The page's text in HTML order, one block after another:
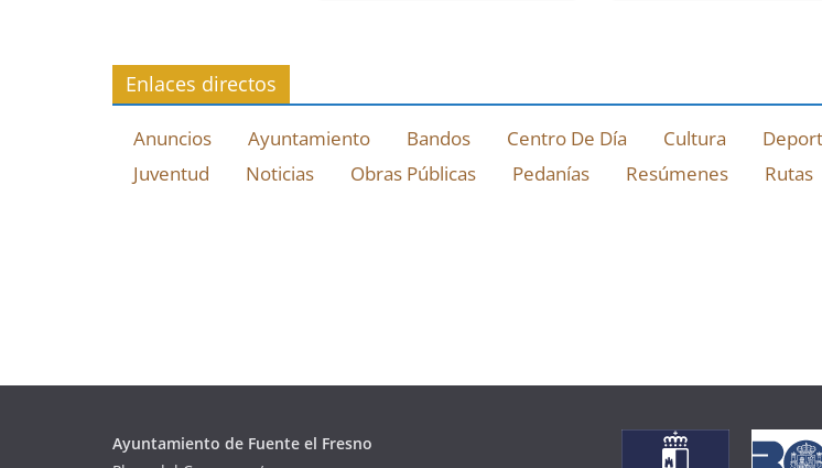
Enlaces directos
Anuncios Ayuntamiento Bandos Centro De Día Cultura
Juventud
Noticias Obras Públicas Pedanías Resúmenes Rutas
Ayuntamiento de Fuente el Fresno